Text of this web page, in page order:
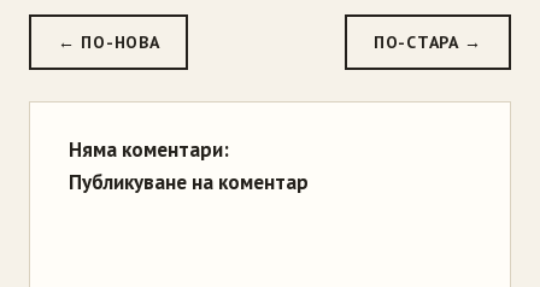
← ПО-НОВА ПО-СТАРА →
Няма коментари:
Публикуване на коментар